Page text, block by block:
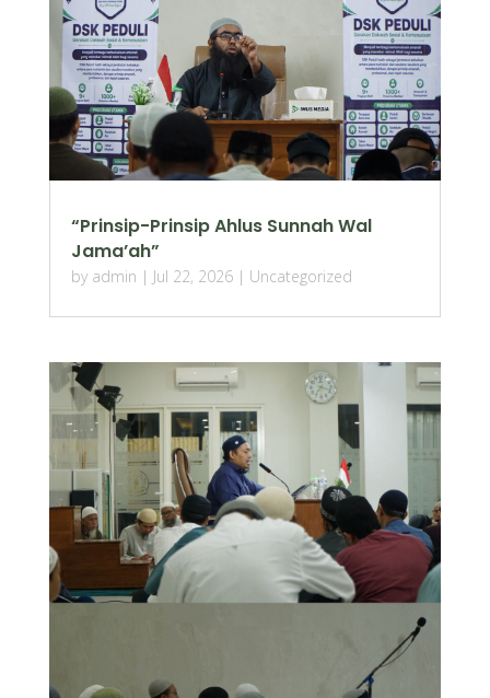
“Prinsip-Prinsip Ahlus Sunnah Wal
Jama’ah”
by admin | Jul 22, 2026| Uncategorized